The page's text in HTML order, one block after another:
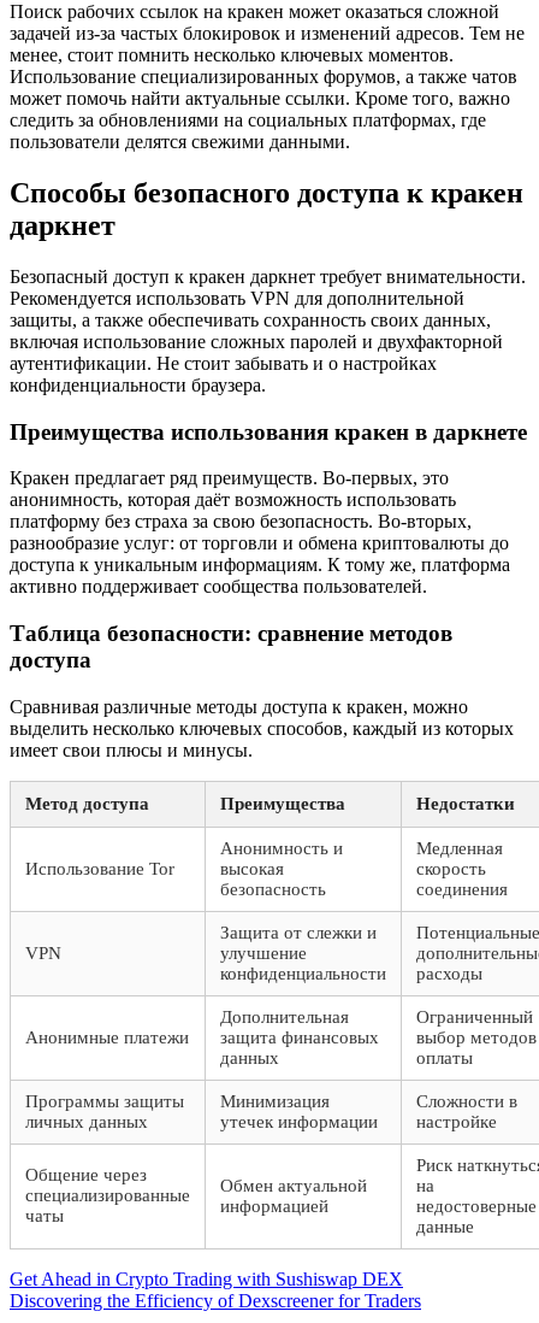
Поиск рабочих ссылок на кракен может оказаться сложной
задачей из-за частых блокировок и изменений адресов. Тем не
менее, стоит помнить несколько ключевых моментов.
Использование специализированных форумов, а также чатов
может помочь найти актуальные ссылки. Кроме того, важно
следить за обновлениями на социальных платформах, где
пользователи делятся свежими данными.
Способы безопасного доступа к кракен
даркнет
Безопасный доступ к кракен даркнет требует внимательности.
Рекомендуется использовать VPN для дополнительной
защиты, а также обеспечивать сохранность своих данных,
включая использование сложных паролей и двухфакторной
аутентификации. Не стоит забывать и о настройках
конфиденциальности браузера.
Преимущества использования кракен в даркнете
Кракен предлагает ряд преимуществ. Во-первых, это
анонимность, которая даёт возможность использовать
платформу без страха за свою безопасность. Во-вторых,
разнообразие услуг: от торговли и обмена криптовалюты до
доступа к уникальным информациям. К тому же, платформа
активно поддерживает сообщества пользователей.
Таблица безопасности: сравнение методов
доступа
Сравнивая различные методы доступа к кракен, можно
выделить несколько ключевых способов, каждый из которых
имеет свои плюсы и минусы.
Метод доступа Преимущества Недостатки
Использование Tor
Анонимность и
высокая
безопасность
Медленная
скорость
соединения
VPN
Защита от слежки и
улучшение
конфиденциальности
Потенциальные
расходы
Анонимные платежи
Дополнительная
защита финансовых
данных
Ограниченный
выбор методов
оплаты
Программы защиты
личных данных
Минимизация
утечек информации
Сложности в
настройке
Общение через
специализированные
чаты
Обмен актуальной
информацией
Риск
на
недостоверные
данные
Beitragsnavigation
Vorheriger
Beitrag:
Get Ahead in Crypto Trading with Sushiswap DEX
Nächster
Discovering the Efficiency of Dexscreener for Traders